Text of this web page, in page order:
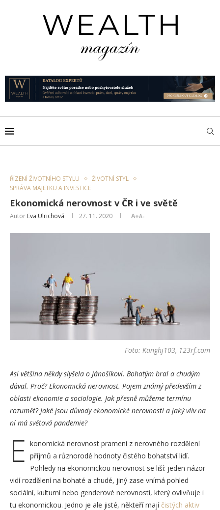
ŘÍZENÍ ŽIVOTNÍHO STYLU
ŽIVOTNÍ STYL
SPRÁVA MAJETKU A INVESTICE
Ekonomická nerovnost v ČR i ve světě
Autor Eva Ulrichová 27. 11. 2020 A+A-
Foto: Kanghj103, 123rf.com
Asi většina někdy slyšela o Jánošíkovi. Bohatým bral a chudým
dával. Proč? Ekonomická nerovnost. Pojem známý především z
oblasti ekonomie a sociologie. Jak přesně můžeme termínu
rozumět? Jaké jsou důvody ekonomické nerovnosti a jaký vliv na
ní má světová pandemie?
E konomická nerovnost pramení z nerovného rozdělení
příjmů a různorodé hodnoty čistého bohatství lidí.
Pohledy na ekonomickou nerovnost se liší: jeden názor
vidí rozdělení na bohaté a chudé, jiný zase vnímá pohled
sociální, kulturní nebo genderové nerovnosti, který ovlivňuje i
tu ekonomickou. Jedno je ale jisté, někteří majíčistých aktiv